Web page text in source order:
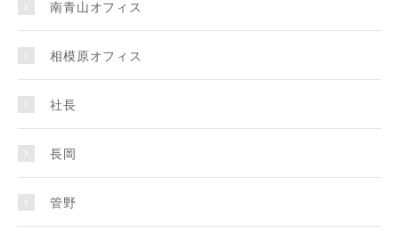
南青山オフィス
相模原オフィス
社長
長岡
管野